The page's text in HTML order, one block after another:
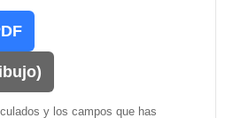
y los campos que has